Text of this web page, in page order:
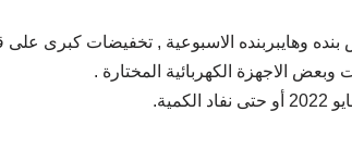
وهايبربنده الاسبوعية , تخفيضات كبرى
وبعض الاجهزة الكهربائية المختارة .